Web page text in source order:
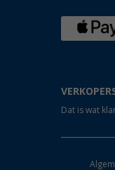
Dat is wat